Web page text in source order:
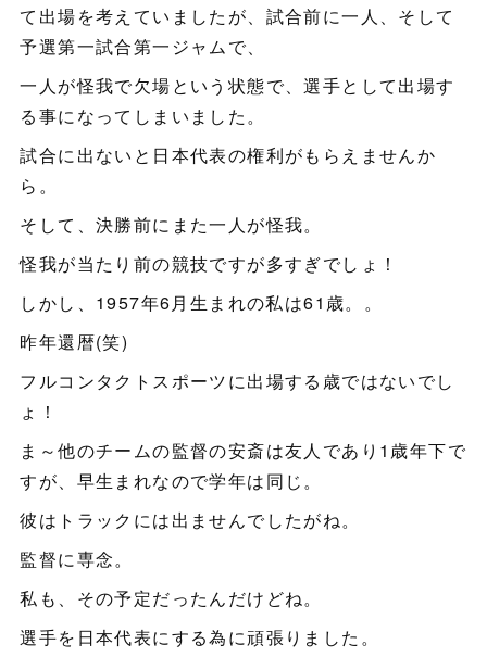
て出場を考えていましたが、試合前に一人、そして
予選第一試合第一ジャムで、
一人が怪我で欠場という状態で、選手として出場す
る事になってしまいました。
試合に出ないと日本代表の権利がもらえませんか
ら。
そして、決勝前にまた一人が怪我。
怪我が当たり前の競技ですが多すぎでしょ！
しかし、1957年6月生まれの私は61歳。。
昨年還暦(笑)
フルコンタクトスポーツに出場する歳ではないでし
ょ！
ま～他のチームの監督の安斎は友人であり1歳年下で
すが、早生まれなので学年は同じ。
彼はトラックには出ませんでしたがね。
監督に専念。
私も、その予定だったんだけどね。
選手を日本代表にする為に頑張りました。